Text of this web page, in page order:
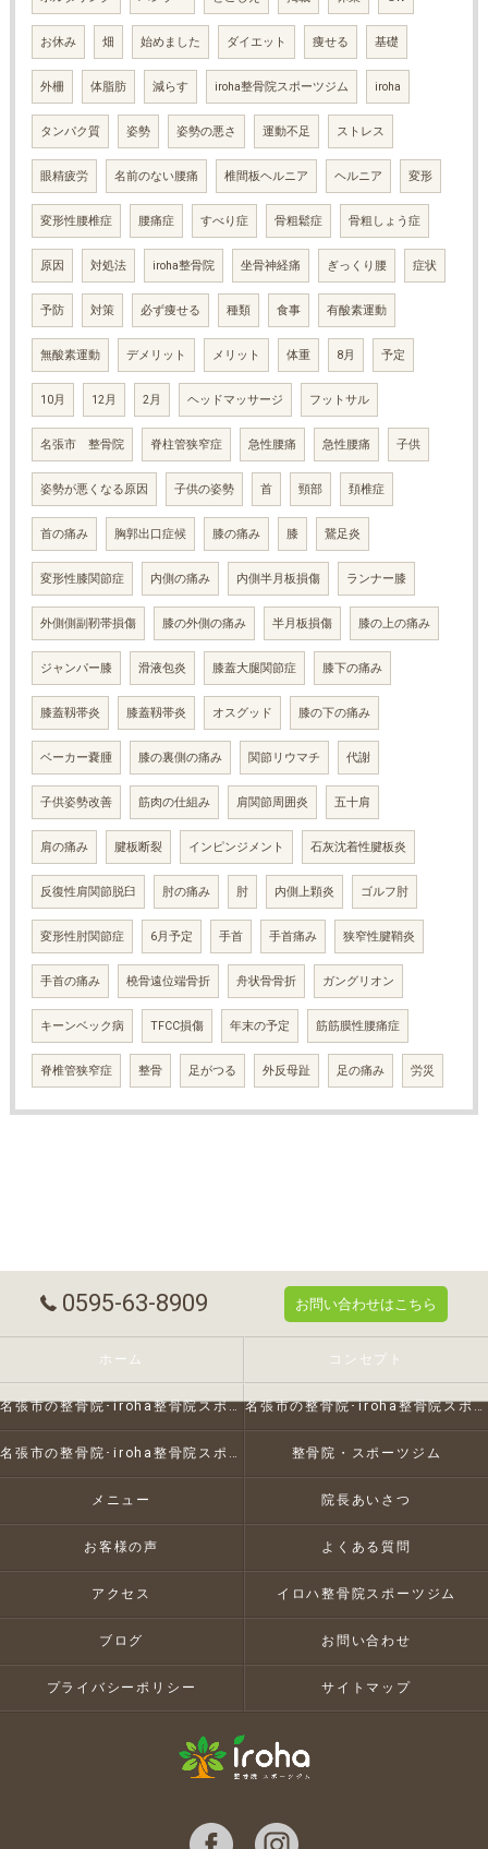
お休み 畑 始めました ダイエット 痩せる 基礎
外柵 体脂肪 減らす iroha整骨院スポーツジム iroha
タンパク質 姿勢 姿勢の悪さ 運動不足 ストレス
眼精疲労 名前のない腰痛 椎間板ヘルニア ヘルニア 変形
変形性腰椎症 腰痛症 すべり症 骨粗鬆症 骨粗しょう症
原因 対処法 iroha整骨院 坐骨神経痛 ぎっくり腰 症状
予防 対策 必ず痩せる 種類 食事 有酸素運動
無酸素運動 デメリット メリット 体重 8月 予定
10月 12月 2月 ヘッドマッサージ フットサル
名張市 整骨院 脊柱管狭窄症 急性腰痛 急性腰痛 子供
姿勢が悪くなる原因 子供の姿勢 首 頸部 頚椎症
首の痛み 胸郭出口症候 膝の痛み 膝 鵞足炎
変形性膝関節症 内側の痛み 内側半月板損傷 ランナー膝
外側側副靭帯損傷 膝の外側の痛み 半月板損傷 膝の上の痛み
ジャンパー膝 滑液包炎 膝蓋大腿関節症 膝下の痛み
膝蓋靱帯炎 膝蓋靱帯炎 オスグッド 膝の下の痛み
ベーカー嚢腫 膝の裏側の痛み 関節リウマチ 代謝
子供姿勢改善 筋肉の仕組み 肩関節周囲炎 五十肩
肩の痛み 腱板断裂 インピンジメント 石灰沈着性腱板炎
反復性肩関節脱臼 肘の痛み 肘 内側上顆炎 ゴルフ肘
変形性肘関節症 6月予定 手首 手首痛み 狭窄性腱鞘炎
手首の痛み 橈骨遠位端骨折 舟状骨骨折 ガングリオン
キーンベック病 TFCC損傷 年末の予定 筋筋膜性腰痛症
脊椎管狭窄症 整骨 足がつる 外反母趾 足の痛み 労災
0595-63-8909 お問い合わせはこちら
ホーム コンセプト
名張市の整骨院･iroha整骨院スポーツジムの口コミ情報 名張市の整骨院･iroha整骨院スポーツジムの評判
名張市の整骨院･iroha整骨院スポーツジムのお客様の声 整骨院・スポーツジム
メニュー 院長あいさつ
お客様の声 よくある質問
アクセス イロハ整骨院スポーツジム
ブログ お問い合わせ
プライバシーポリシー サイトマップ